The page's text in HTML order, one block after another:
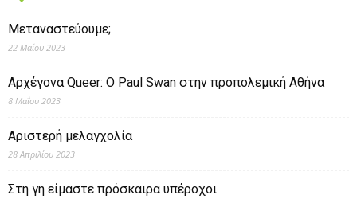
Μεταναστεύουμε;
22 Μαΐου 2023
Αρχέγονα Queer: O Paul Swan στην προπολεμική Αθήνα
8 Μαΐου 2023
Αριστερή μελαγχολία
28 Απριλίου 2023
Στη γη είμαστε πρόσκαιρα υπέροχοι